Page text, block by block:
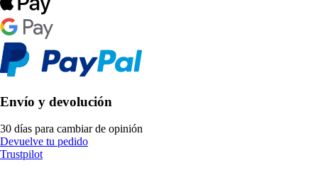
Envío y devolución
30 días para cambiar de opinión
Devuelve tu pedido
Trustpilot